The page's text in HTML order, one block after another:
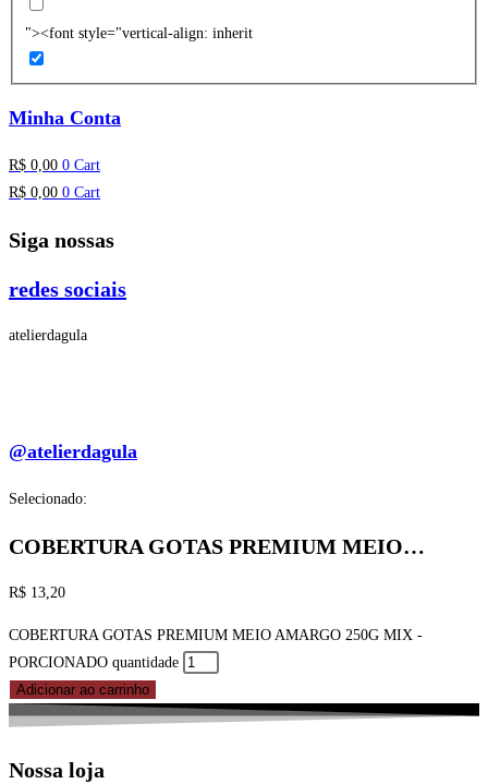
"><font style="vertical-align: inherit
Minha Conta
R$ 0,00 0 Cart
R$ 0,00 0 Cart
Siga nossas
redes sociais
atelierdagula
@atelierdagula
Selecionado:
COBERTURA GOTAS PREMIUM MEIO…
R$ 13,20
COBERTURA GOTAS PREMIUM MEIO AMARGO 250G MIX -
PORCIONADO quantidade
Adicionar ao carrinho
Nossa loja